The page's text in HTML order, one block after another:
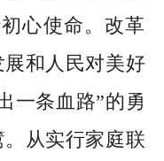
心使命。改革
和人民对美好
一条血路”的勇
从实行家庭联